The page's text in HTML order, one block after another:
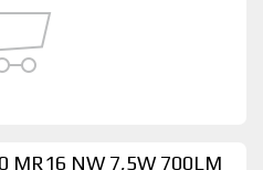
MR16 NW 7,5W 700LM